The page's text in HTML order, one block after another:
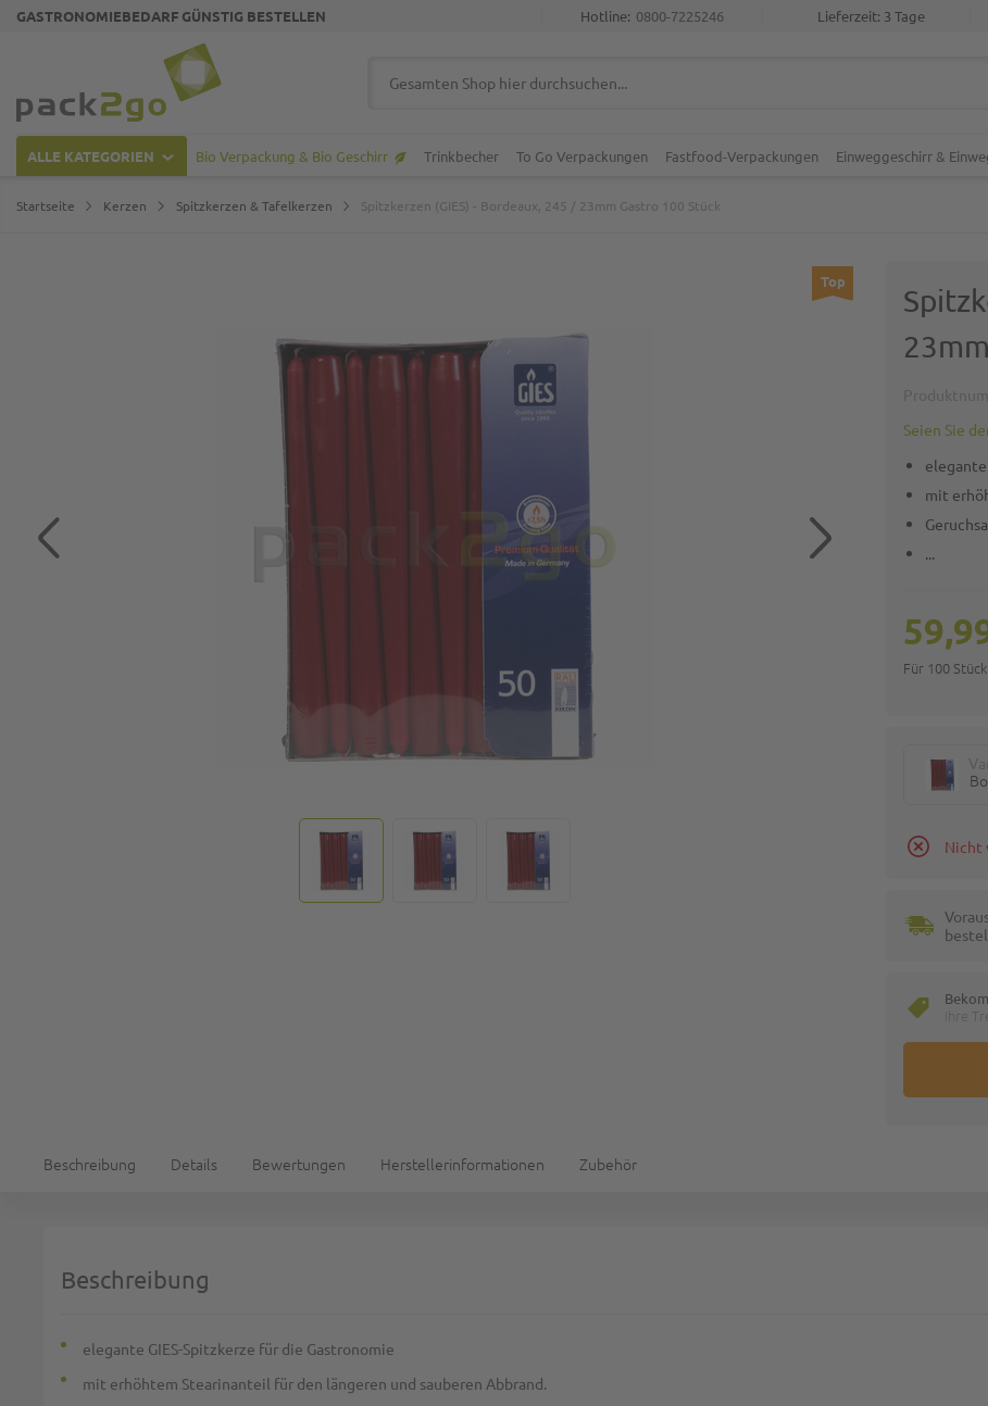
GASTRONOMIEBEDARF GÜNSTIG BESTELLEN Lieferzeit: 3 Tage
Hotline: 0800-7225246
ALLE KATEGORIEN Bio Verpackung & Bio Geschirr Trinkbecher To Go Verpackungen Fastfood-Verpackungen Einweggeschirr &
Startseite Kerzen Spitzkerzen & Tafelkerzen Spitzkerzen (GIES) - Bordeaux, 245 / 23mm Gastro 100 Stück
Top
Seien Sie
mit
...
Für 100 Stück
Nicht
Beschreibung Details Bewertungen Herstellerinformationen Zubehör
Beschreibung
elegante GIES-Spitzkerze für die Gastronomie
mit erhöhtem Stearinanteil für den längeren und sauberen Abbrand.